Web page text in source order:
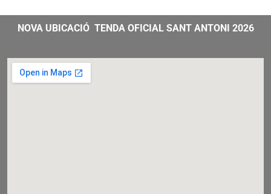
NOVA UBICACIÓ TENDA OFICIAL SANT ANTONI 2026